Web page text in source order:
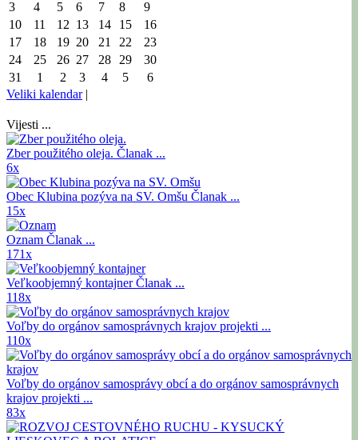
3
4 5 6 7 8
9
10
11 12 13 14 15
16
17
18 19 20 21 22
23
24
25 26 27 28 29
30
31
1 2 3 4 5
6
Veliki kalendar|
Vijesti ...
Zber použitého oleja. Članak ...
6x
Obec Klubina pozýva na SV. Omšu Članak ...
15x
Oznam Članak ...
171x
Veľkoobjemný kontajnerČlanak ...
118x
Voľby do orgánov samosprávnych krajov projekti ...
110x
Voľby do orgánov samosprávy obcí a do orgánov samosprávnych
krajov projekti ...
83x